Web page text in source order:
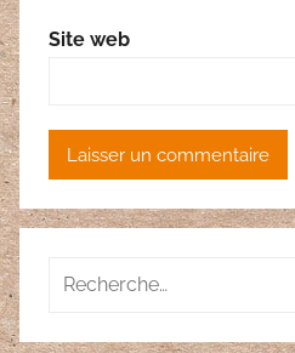
Site web
Recherche
: